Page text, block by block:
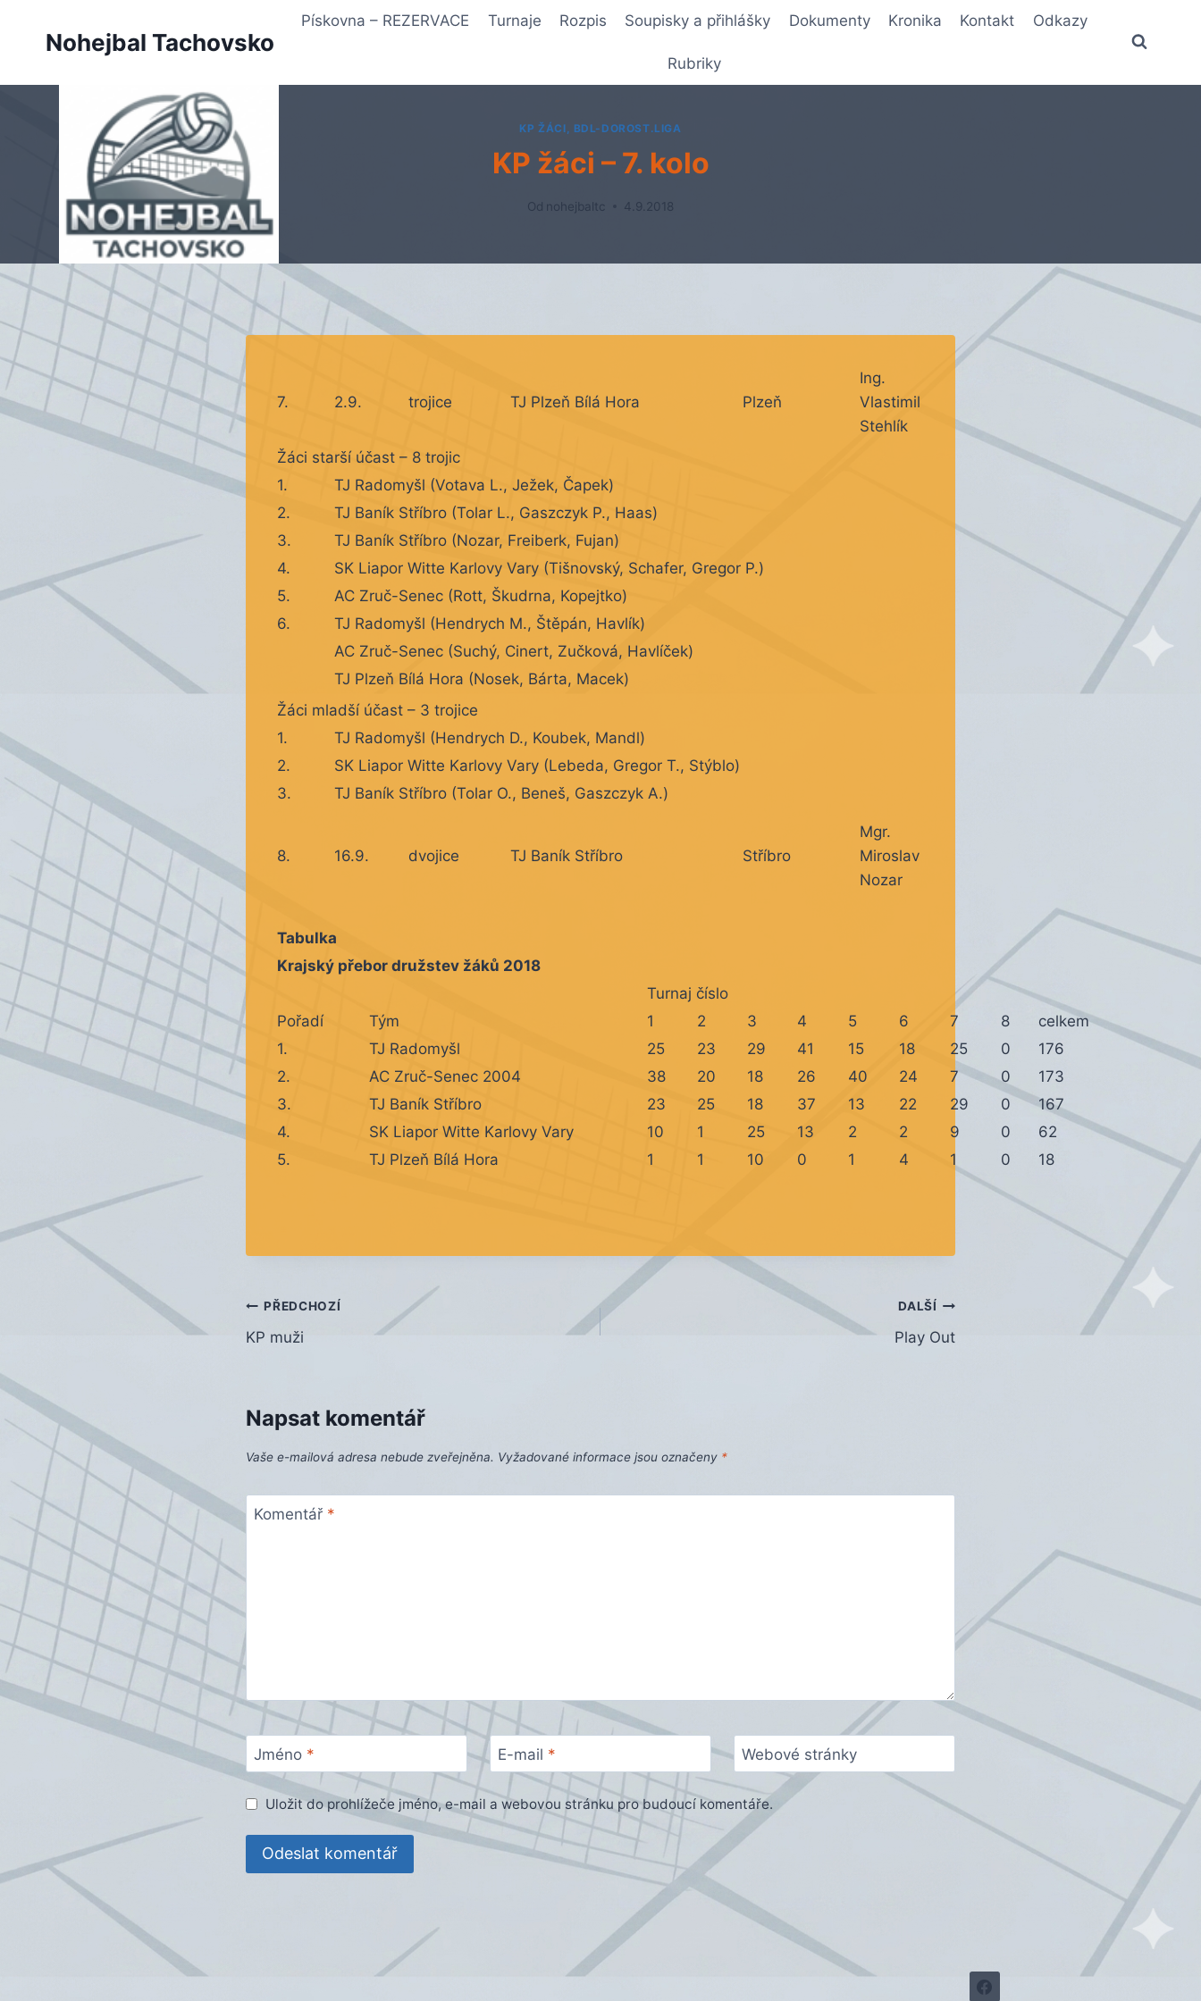
Nohejbal Tachovsko
Pískovna – REZERVACE Turnaje Rozpis Soupisky a přihlášky Dokumenty Kronika Kontakt Odkazy
Rubriky
KP ŽÁCI, BDL-DOROST.LIGA
KP žáci – 7. kolo
Od nohejbaltc 4.9.2018
7. 2.9. trojice TJ Plzeň Bílá Hora Plzeň
Ing.
Vlastimil
Stehlík
Žáci starší účast – 8 trojic
1.
TJ Radomyšl (Votava L., Ježek, Čapek)
2.
TJ Baník Stříbro (Tolar L., Gaszczyk P., Haas)
3.
TJ Baník Stříbro (Nozar, Freiberk, Fujan)
4.
SK Liapor Witte Karlovy Vary (Tišnovský, Schafer, Gregor P.)
5.
AC Zruč-Senec (Rott, Škudrna, Kopejtko)
6.
TJ Radomyšl (Hendrych M., Štěpán, Havlík)
AC Zruč-Senec (Suchý, Cinert, Zučková, Havlíček)
TJ Plzeň Bílá Hora (Nosek, Bárta, Macek)
Žáci mladší účast – 3 trojice
1.
TJ Radomyšl (Hendrych D., Koubek, Mandl)
2.
SK Liapor Witte Karlovy Vary (Lebeda, Gregor T., Stýblo)
3.
TJ Baník Stříbro (Tolar O., Beneš, Gaszczyk A.)
8. 16.9. dvojice TJ Baník Stříbro Stříbro
Mgr.
Miroslav
Nozar
Tabulka
Krajský přebor družstev žáků 2018
Turnaj číslo
Pořadí
Tým 1 2 3 4 5 6 7 8
celkem
1.
TJ Radomyšl 25 23 29 41 15 18 25 0
176
2.
AC Zruč-Senec 2004 38 20 18 26 40 24 7 0
173
3.
TJ Baník Stříbro 23 25 18 37 13 22 29 0
167
4.
SK Liapor Witte Karlovy Vary 10 1 25 13 2 2 9 0
62
5.
TJ Plzeň Bílá Hora 1 1 10 0 1 4 1 0 18
Navigace
pro
PŘEDCHOZÍ
KP muži
DALŠÍ
Play Out
Napsat komentář
Vaše e-mailová adresa nebude zveřejněna. Vyžadované informace jsou označeny *
Komentář *
Jméno * E-mail * Webové stránky
Uložit do prohlížeče jméno, e-mail a webovou stránku pro budoucí komentáře.